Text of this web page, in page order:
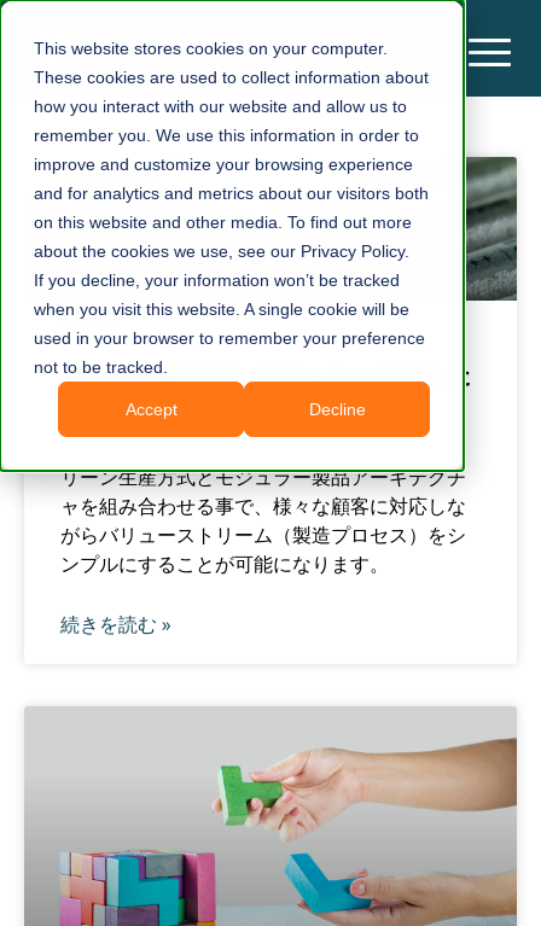
This website stores cookies on your computer.
These cookies are used to collect information about
how you interact with our website and allow us to
remember you. We use this information in order to
improve and customize your browsing experience
and for analytics and metrics about our visitors both
on this website and other media. To find out more
about the cookies we use, see our Privacy Policy.
If you decline, your information won’t be tracked
when you visit this website. A single cookie will be
used in your browser to remember your preference
not to be tracked.
Accept Decline
リーン生産方式とモジュラー化がもた
らす具体的な効果とは
リーン生産方式とモジュラー製品アーキテクチ
ャを組み合わせる事で、様々な顧客に対応しな
がらバリューストリーム（製造プロセス）をシ
ンプルにすることが可能になります。
続きを読む »